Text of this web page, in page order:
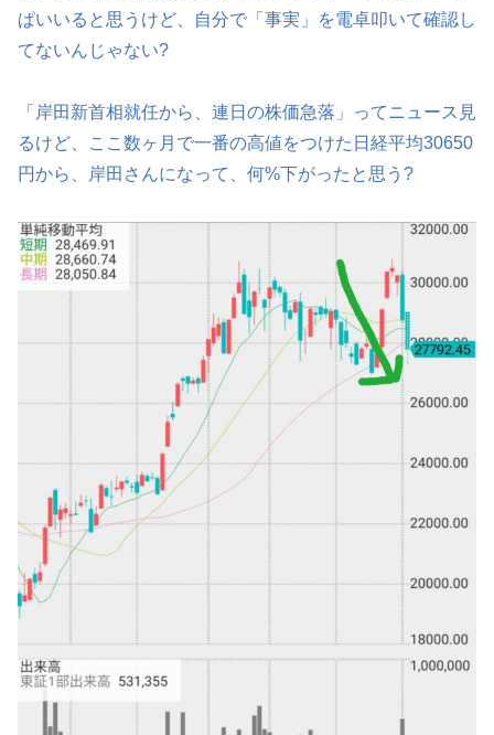
ぱいいると思うけど、自分で「事実」を電卓叩いて確認し
てないんじゃない?
「岸田新首相就任から、連日の株価急落」ってニュース見
るけど、ここ数ヶ月で一番の高値をつけた日経平均30650
円から、岸田さんになって、何%下がったと思う?